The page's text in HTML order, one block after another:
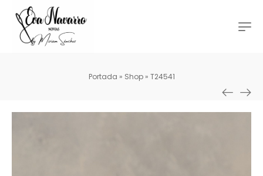
Portada » Shop» T24541